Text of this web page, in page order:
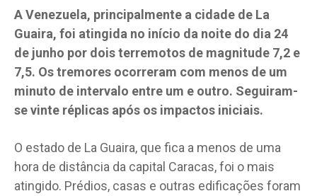
A Venezuela, principalmente a cidade de La
Guaira, foi atingida no início da noite do dia 24
de junho por dois terremotos de magnitude 7,2 e
7,5. Os tremores ocorreram com menos de um
minuto de intervalo entre um e outro. Seguiram-
se vinte réplicas após os impactos iniciais.
O estado de La Guaira, que fica a menos de uma
hora de distância da capital Caracas, foi o mais
atingido. Prédios, casas e outras edificações foram